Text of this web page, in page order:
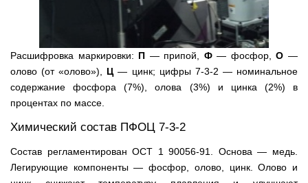
Расшифровка маркировки: П — припой, Ф— фосфор,О —
олово (от «оловo»), Ц — цинк; цифры 7-3-2 — номинальное
содержание фосфора (7%), олова (3%) и цинка (2%) в
процентах по массе.
Химический состав ПФОЦ 7-3-2
Состав регламентирован ОСТ 1 90056-91. Основа — медь.
Легирующие компоненты — фосфор, олово, цинк. Олово и